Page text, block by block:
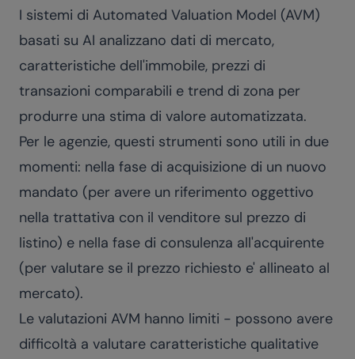
I sistemi di Automated Valuation Model (AVM)
basati su AI analizzano dati di mercato,
caratteristiche dell'immobile, prezzi di
transazioni comparabili e trend di zona per
produrre una stima di valore automatizzata.
Per le agenzie, questi strumenti sono utili in due
momenti: nella fase di acquisizione di un nuovo
mandato (per avere un riferimento oggettivo
nella trattativa con il venditore sul prezzo di
listino) e nella fase di consulenza all'acquirente
(per valutare se il prezzo richiesto e' allineato al
mercato).
Le valutazioni AVM hanno limiti - possono avere
difficoltà a valutare caratteristiche qualitative